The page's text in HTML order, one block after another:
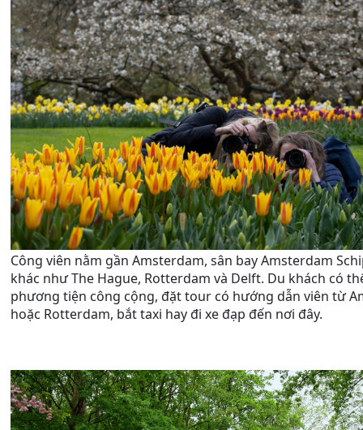
Công viên nằm gần Amsterdam, sân bay Amsterdam
khác như The Hague, Rotterdam và Delft. Du khách có
phương tiện công cộng, đặt tour có hướng dẫn viên từ
hoặc Rotterdam, bắt taxi hay đi xe đạp đến nơi đây.